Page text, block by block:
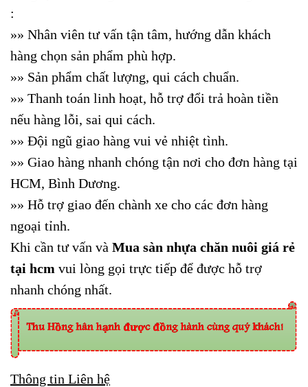
:
»» Nhân viên tư vấn tận tâm, hướng dẫn khách
hàng chọn sản phẩm phù hợp.
»» Sản phẩm chất lượng, qui cách chuẩn.
»» Thanh toán linh hoạt, hỗ trợ đổi trả hoàn tiền
nếu hàng lỗi, sai qui cách.
»» Đội ngũ giao hàng vui vẻ nhiệt tình.
»» Giao hàng nhanh chóng tận nơi cho đơn hàng tại
HCM, Bình Dương.
»» Hỗ trợ giao đến chành xe cho các đơn hàng
ngoại tỉnh.
Khi cần tư vấn và Mua sàn nhựa chăn nuôi giá rẻ
tại hcm vui lòng gọi trực tiếp để được hỗ trợ
nhanh chóng nhất.
Thông tin Liên hệ